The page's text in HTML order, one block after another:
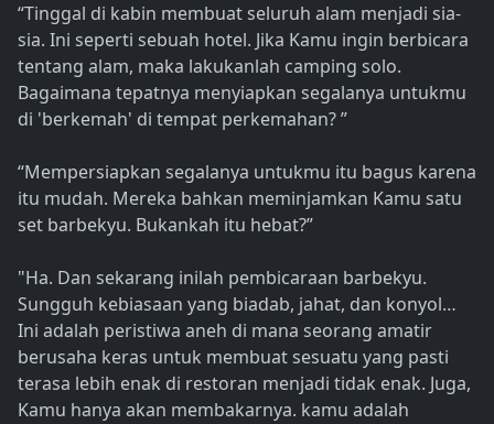
“Tinggal di kabin membuat seluruh alam menjadi sia-
sia. Ini seperti sebuah hotel. Jika Kamu ingin berbicara
tentang alam, maka lakukanlah camping solo.
Bagaimana tepatnya menyiapkan segalanya untukmu
di 'berkemah' di tempat perkemahan? ”
“Mempersiapkan segalanya untukmu itu bagus karena
itu mudah. Mereka bahkan meminjamkan Kamu satu
set barbekyu. Bukankah itu hebat?”
"Ha. Dan sekarang inilah pembicaraan barbekyu.
Sungguh kebiasaan yang biadab, jahat, dan konyol…
Ini adalah peristiwa aneh di mana seorang amatir
berusaha keras untuk membuat sesuatu yang pasti
terasa lebih enak di restoran menjadi tidak enak. Juga,
Kamu hanya akan membakarnya. kamu adalah